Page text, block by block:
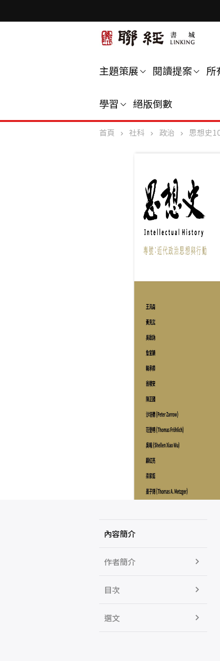
主題策展 閱讀提案 所
學習 絕版倒數
首頁 社科 政治 思想史
內容簡介
作者簡介
目次
選文